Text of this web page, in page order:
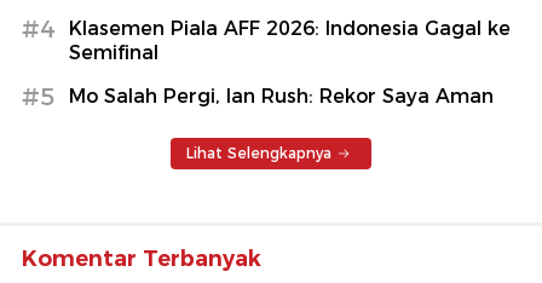
#4
Klasemen Piala AFF 2026: Indonesia Gagal ke
Semifinal
#5 Mo Salah Pergi, Ian Rush: Rekor Saya Aman
Lihat Selengkapnya
Komentar Terbanyak